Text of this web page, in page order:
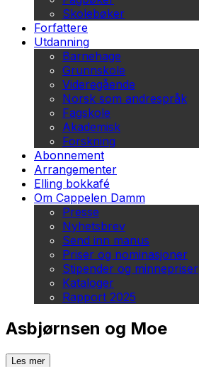
Skolebøker
Forfattere
Utdanning
Barnehage
Grunnskole
Videregående
Norsk som andrespråk
Fagskole
Akademisk
Forskning
Abonnement
Arrangementer
Elling bokkafé
Om Cappelen Damm
Presse
Nyhetsbrev
Send inn manus
Priser og nominasjoner
Stipender og minnepriser
Kataloger
Rapport 2025
Asbjørnsen og Moe
Les mer